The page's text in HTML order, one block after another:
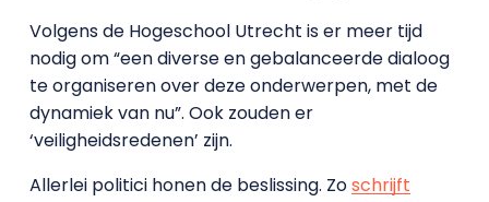
Volgens de Hogeschool Utrecht is er meer tijd
nodig om “een diverse en gebalanceerde dialoog
te organiseren over deze onderwerpen, met de
dynamiek van nu”. Ook zouden er
‘veiligheidsredenen’ zijn.
Allerlei politici honen de beslissing. Zoschrijft